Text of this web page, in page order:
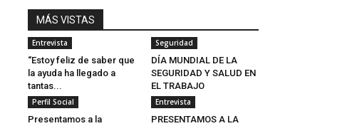
MÁS VISTAS
Entrevista
“Estoy feliz de saber que
la ayuda ha llegado a
tantas...
Seguridad
DÍA MUNDIAL DE LA
SEGURIDAD Y SALUD EN
EL TRABAJO
Perfil Social
Presentamos a la
Entrevista
PRESENTAMOS A LA